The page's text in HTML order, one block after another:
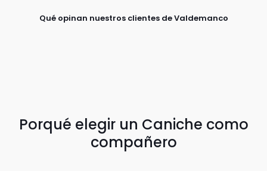
Qué opinan nuestros clientes de Valdemanco
Porqué elegir un Caniche como
compañero